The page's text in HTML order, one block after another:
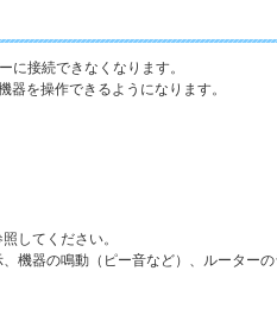
に接続できなくなります。
を操作できるようになります。
してください。
機器の鳴動（ピー音など）、ルーター